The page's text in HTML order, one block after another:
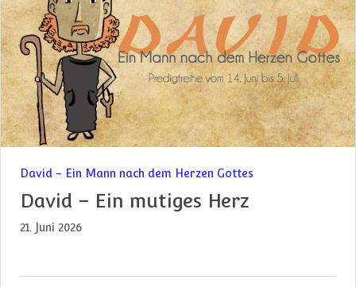
David - Ein Mann nach dem Herzen Gottes
David – Ein mutiges Herz
21. Juni 2026